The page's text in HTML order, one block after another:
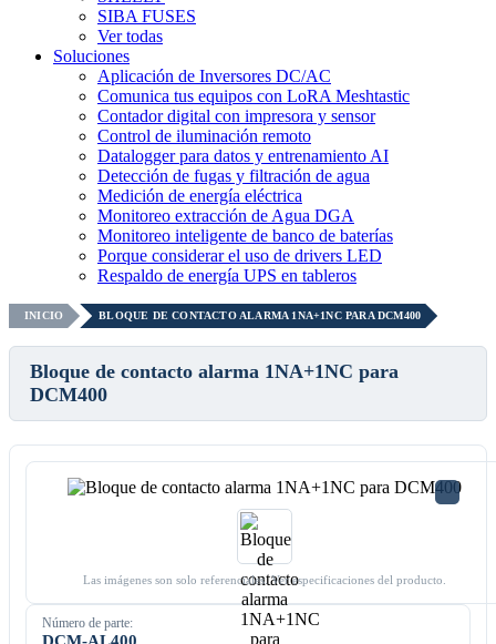
SIBA FUSES
Ver todas
Soluciones
Aplicación de Inversores DC/AC
Comunica tus equipos con LoRA Meshtastic
Contador digital con impresora y sensor
Control de iluminación remoto
Datalogger para datos y entrenamiento AI
Detección de fugas y filtración de agua
Medición de energía eléctrica
Monitoreo extracción de Agua DGA
Monitoreo inteligente de banco de baterías
Porque considerar el uso de drivers LED
Respaldo de energía UPS en tableros
INICIO BLOQUE DE CONTACTO ALARMA 1NA+1NC PARA DCM400
Bloque de contacto alarma 1NA+1NC para
DCM400
Las imágenes son solo referenciales. Ver especificaciones del producto.
Número de parte:
DCM-AL400